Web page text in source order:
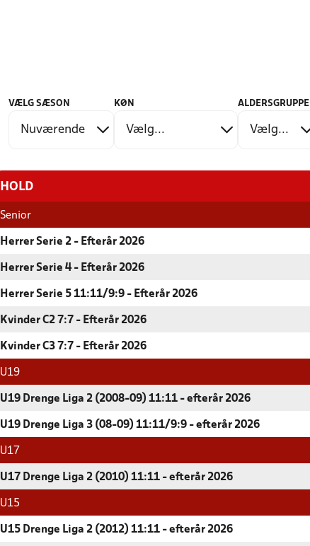
VÆLG SÆSON KØN ALDERSGRUPPE
HOLD
Senior
Herrer Serie 2 - Efterår 2026
Herrer Serie 4 - Efterår 2026
Herrer Serie 5 11:11/9:9 - Efterår 2026
Kvinder C2 7:7 - Efterår 2026
Kvinder C3 7:7 - Efterår 2026
U19
U19 Drenge Liga 2 (2008-09) 11:11 - efterår 2026
U19 Drenge Liga 3 (08-09) 11:11/9:9 - efterår 2026
U17
U17 Drenge Liga 2 (2010) 11:11 - efterår 2026
U15
U15 Drenge Liga 2 (2012) 11:11 - efterår 2026